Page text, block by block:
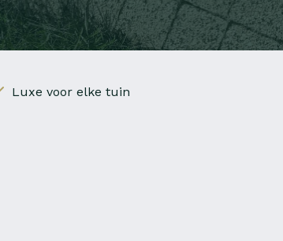
Luxe voor elke tuin